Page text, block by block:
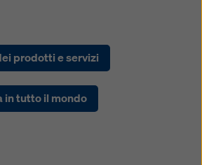
prodotti e servizi
in tutto il mondo